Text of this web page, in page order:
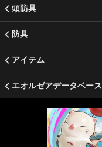
頭防具
防具
アイテム
エオルゼアデータベース